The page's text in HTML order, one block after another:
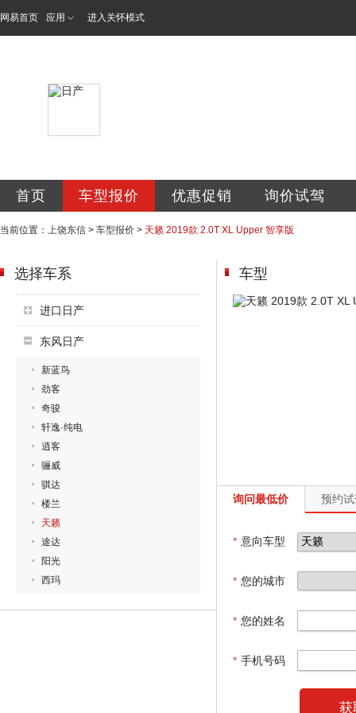
网易首页 应用 进入关怀模式
首页 车型报价 优惠促销 询价试驾
当前位置： 上饶东信 > 车型报价 > 天籁 2019款 2.0T XL Upper 智享版
选择车系
进口日产
东风日产
新蓝鸟
劲客
奇骏
轩逸·纯电
逍客
骊威
骐达
楼兰
天籁
途达
阳光
西玛
车型
询问最低价 预约
* 意向车型
* 您的城市
* 您的姓名
* 手机号码
获